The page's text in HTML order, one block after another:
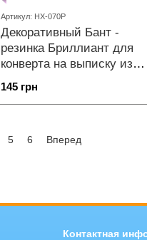
Артикул: НХ-070Р
Декоративный Бант -
резинка Бриллиант для
конверта на выписку из
роддома
145 грн
5 6 Вперед
Контактная